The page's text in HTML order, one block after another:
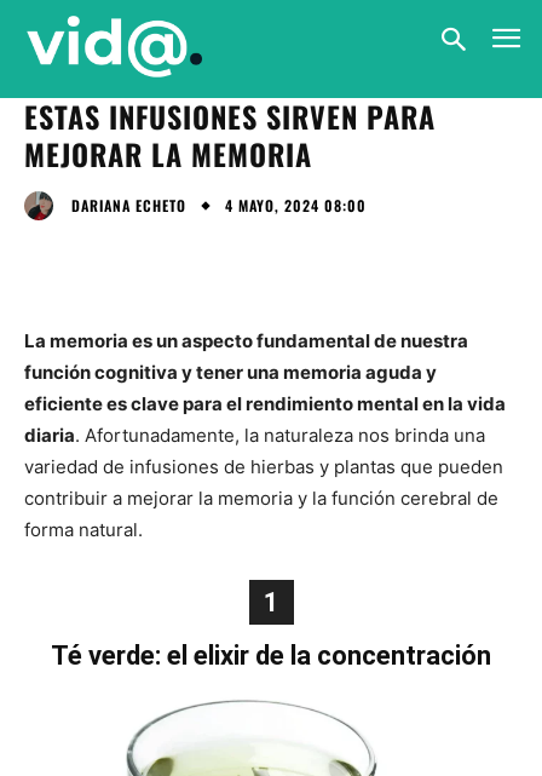
ESTAS INFUSIONES SIRVEN PARA
MEJORAR LA MEMORIA
DARIANA ECHETO 4 MAYO, 2024 08:00
La memoria es un aspecto fundamental de nuestra
función cognitiva y tener una memoria aguda y
eficiente es clave para el rendimiento mental en la vida
diaria. Afortunadamente, la naturaleza nos brinda una
variedad de infusiones de hierbas y plantas que pueden
contribuir a mejorar la memoria y la función cerebral de
forma natural.
1
Té verde: el elixir de la concentración